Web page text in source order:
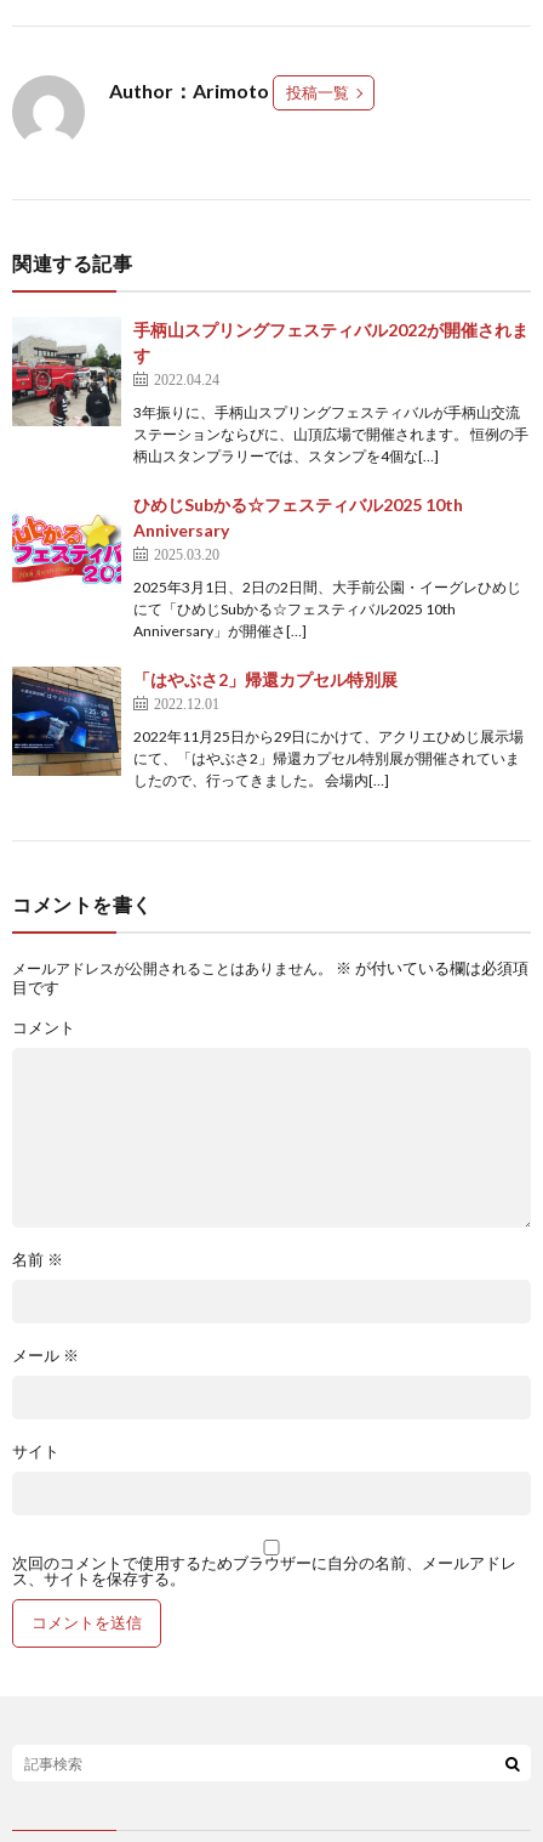
Author：Arimoto 投稿一覧
関連する記事
手柄山スプリングフェスティバル2022が開催されま
す
2022.04.24
3年振りに、手柄山スプリングフェスティバルが手柄山交流
ステーションならびに、山頂広場で開催されます。 恒例の手
柄山スタンプラリーでは、スタンプを4個な[…]
ひめじSubかる☆フェスティバル2025 10th
Anniversary
2025.03.20
2025年3月1日、2日の2日間、大手前公園・イーグレひめじ
にて「ひめじSubかる☆フェスティバル2025 10th
Anniversary」が開催さ[…]
「はやぶさ2」帰還カプセル特別展
2022.12.01
2022年11月25日から29日にかけて、アクリエひめじ展示場
にて、「はやぶさ2」帰還カプセル特別展が開催されていま
したので、行ってきました。 会場内[…]
コメントを書く
メールアドレスが公開されることはありません。 ※ が付いている欄は必須項
目です
コメント
名前 ※
メール ※
サイト
次回のコメントで使用するためブラウザーに自分の名前、メールアドレ
ス、サイトを保存する。